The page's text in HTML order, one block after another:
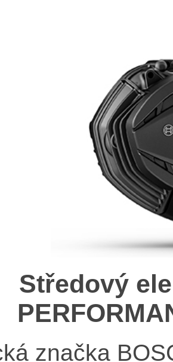
Středový
značka